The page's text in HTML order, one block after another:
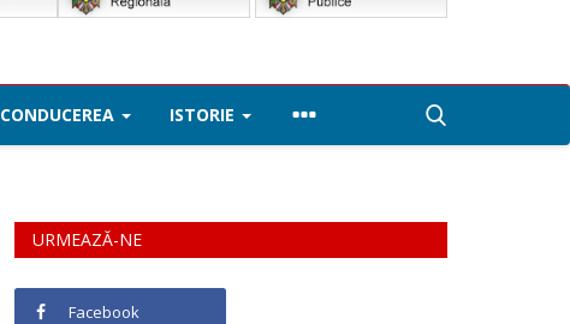
CONDUCEREA ISTORIE
URMEAZĂ-NE
Facebook